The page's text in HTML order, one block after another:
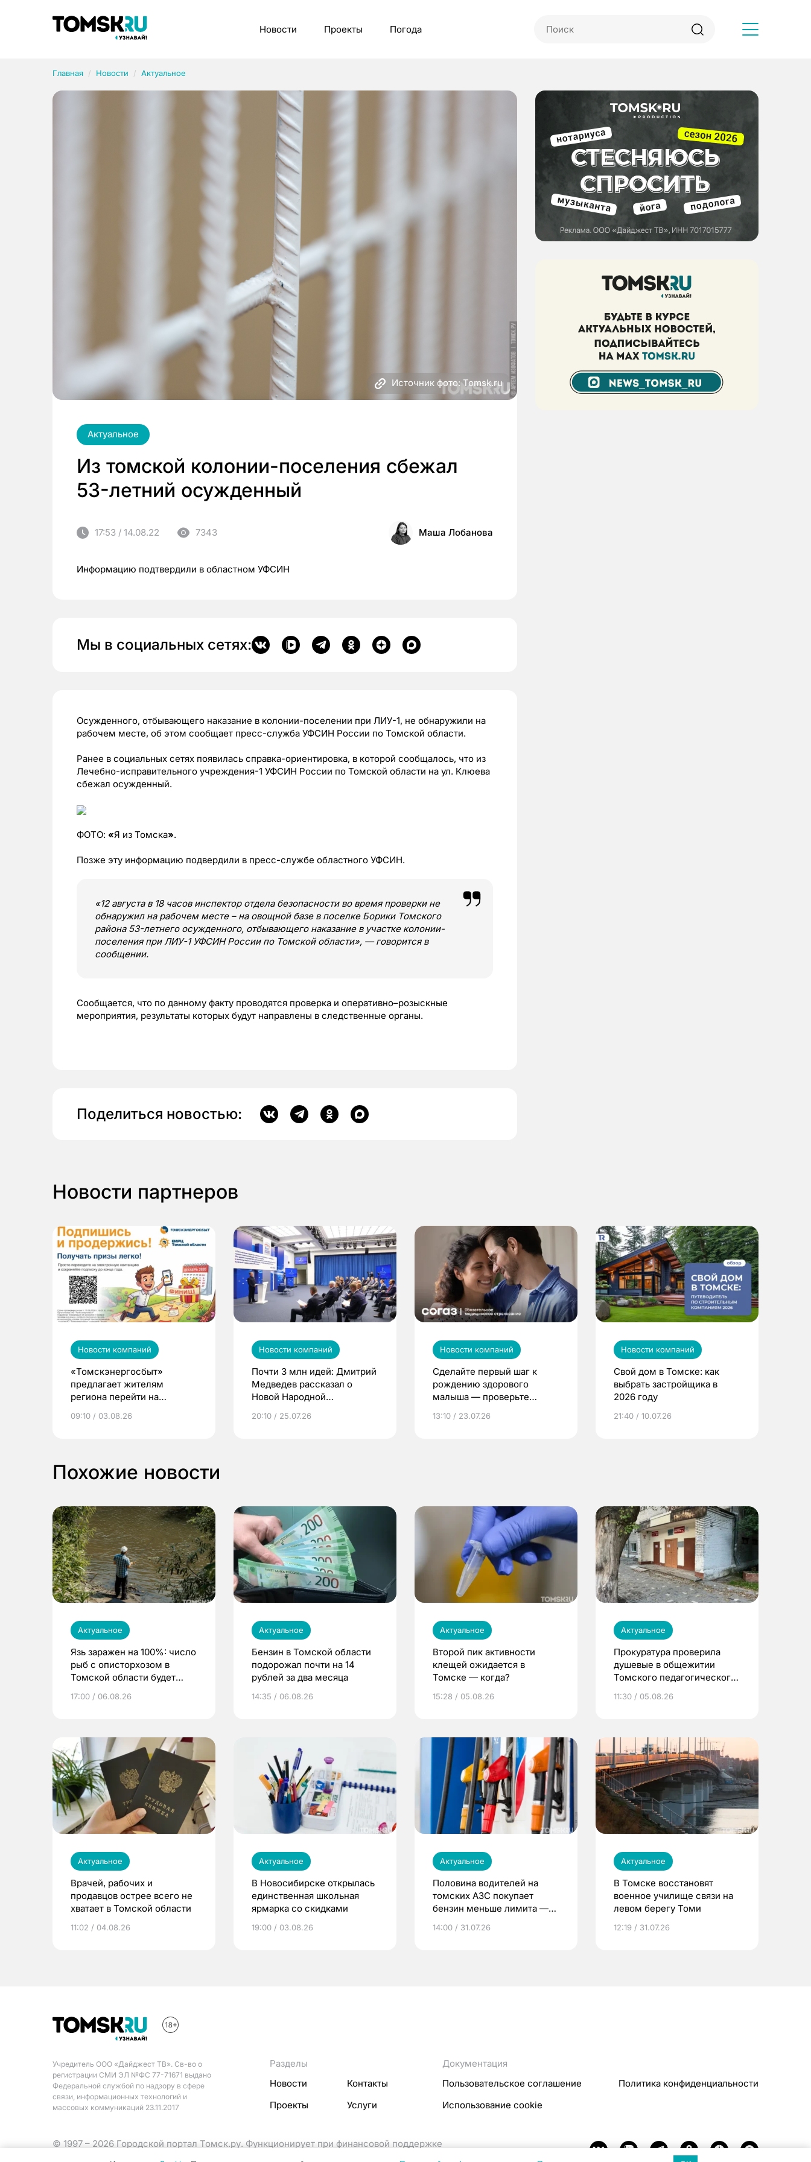
Новости Проекты Погода
Главная Новости Актуальное
Источник фото: Tomsk.ru
Актуальное
Из томской колонии-поселения сбежал
53-летний осужденный
17:53 / 14.08.22 7343 Маша Лобанова
Информацию подтвердили в областном УФСИН
Мы в социальных сетях:
Осужденного, отбывающего наказание в колонии-поселении при ЛИУ-1, не обнаружили на
рабочем месте, об этом сообщает пресс-служба УФСИН России по Томской области.
Ранее в социальных сетях появилась справка-ориентировка, в которой сообщалось, что из
Лечебно-исправительного учреждения-1 УФСИН России по Томской области на ул. Клюева
сбежал осужденный.
ФОТО: «Я из Томска».
Позже эту информацию подвердили в пресс-службе областного УФСИН.
«12 августа в 18 часов инспектор отдела безопасности во время проверки не
обнаружил на рабочем месте – на овощной базе в поселке Борики Томского
района 53-летнего осужденного, отбывающего наказание в участке колонии-
поселения при ЛИУ-1 УФСИН России по Томской области», — говорится в
сообщении.
Сообщается, что по данному факту проводятся проверка и оперативно–розыскные
мероприятия, результаты которых будут направлены в следственные органы.
Поделиться новостью:
Новости партнеров
Новости компаний
«Томскэнергосбыт»
предлагает жителям
региона перейти на
выиграть призы
09:10 / 03.08.26
Новости компаний
Почти 3 млн идей: Дмитрий
Медведев рассказал о
Новой Народной
20:10 / 25.07.26
Новости компаний
Сделайте первый шаг к
рождению здорового
малыша — проверьте
по ОМС!
13:10 / 23.07.26
Новости компаний
Свой дом в Томске: как
выбрать застройщика в
2026 году
21:40 / 10.07.26
Похожие новости
Актуальное
Язь заражен на 100%: число
рыб с описторхозом в
Томской области будет
17:00 / 06.08.26
Актуальное
Бензин в Томской области
подорожал почти на 14
рублей за два месяца
14:35 / 06.08.26
Актуальное
Второй пик активности
клещей ожидается в
Томске — когда?
15:28 / 05.08.26
Актуальное
Прокуратура проверила
душевые в общежитии
Томского педагогического
11:30 / 05.08.26
Актуальное
Врачей, рабочих и
продавцов острее всего не
хватает в Томской области
11:02 / 04.08.26
Актуальное
В Новосибирске открылась
единственная школьная
ярмарка со скидками
19:00 / 03.08.26
Актуальное
Половина водителей на
томских АЗС покупает
бензин меньше лимита —
14:00 / 31.07.26
Актуальное
В Томске восстановят
военное училище связи на
левом берегу Томи
12:19 / 31.07.26
Учредитель ООО «Дайджест ТВ». Св-во о
регистрации СМИ ЭЛ №ФС 77-71671 выдано
Федеральной службой по надзору в сфере
связи, информационных технологий и
массовых коммуникаций 23.11.2017
Разделы
Новости
Контакты
Проекты
Услуги
Документация
Пользовательское соглашение
Политика конфиденциальности
Использование cookie
© 1997 – 2026 Городской портал Томск.ру. Функционирует при финансовой поддержке
Рубрики